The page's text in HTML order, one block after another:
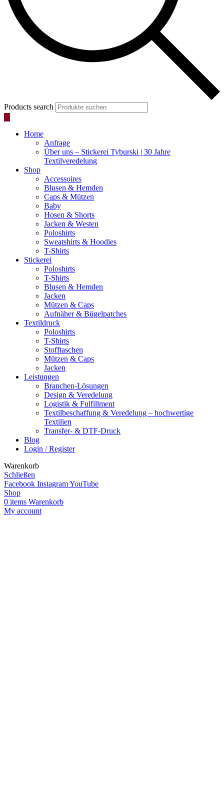
Products search
Home
Anfrage
Über uns – Stickerei Tyburski | 30 Jahre
Textilveredelung
Shop
Accessoires
Blusen & Hemden
Caps & Mützen
Baby
Hosen & Shorts
Jacken & Westen
Poloshirts
Sweatshirts & Hoodies
T-Shirts
Stickerei
Poloshirts
T-Shirts
Blusen & Hemden
Jacken
Mützen & Caps
Aufnäher & Bügelpatches
Textildruck
Poloshirts
T-Shirts
Stofftaschen
Mützen & Caps
Jacken
Leistungen
Branchen-Lösungen
Design & Veredelung
Logistik & Fulfillment
Textilbeschaffung & Veredelung – hochwertige
Textilien
Transfer- & DTF-Druck
Blog
Login / Register
Warenkorb
Schließen
Facebook InstagramYouTube
Shop
0 items Warenkorb
My account